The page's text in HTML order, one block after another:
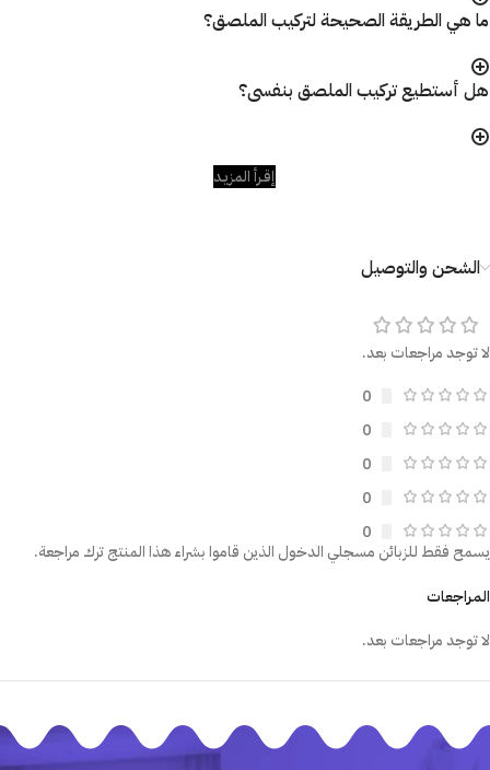
ما هي الطريقة الصحيحة لتركيب الملصق؟
هل أستطيع تركيب الملصق بنفسى؟
إقـرأ المزيـد
الشحن والتوصيل
لا توجد مراجعات بعد.
0
0
0
0
0
المراجعات
لا توجد مراجعات بعد.
يسمح فقط للزبائن مسجلي الدخول الذين قاموا بشراء هذا المنتج ترك مراجعة.